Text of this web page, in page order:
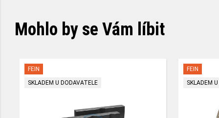
Mohlo by se Vám líbit
SKLADEM U DODAVATELE
FEIN
SKLADEM
FEIN